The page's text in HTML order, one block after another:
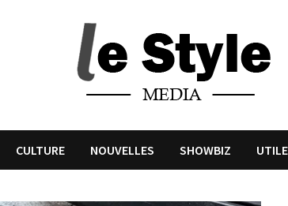
CULTURE NOUVELLES SHOWBIZ UTILE